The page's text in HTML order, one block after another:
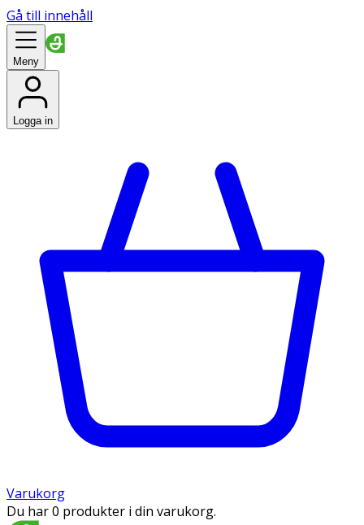
Gå till innehåll
Meny
Logga in
Varukorg
Du har 0 produkter i din varukorg.